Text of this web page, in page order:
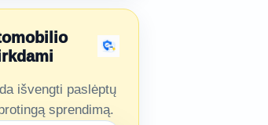
išvengti paslėptų
sprendimą.